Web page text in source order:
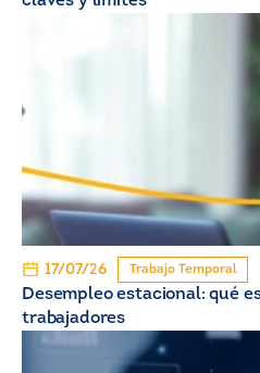
17/07/26 Trabajo Temporal
Desempleo estacional: qué
trabajadores